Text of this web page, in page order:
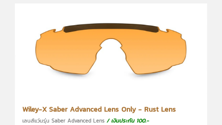
Wiley-X Saber Advanced Lens Only - Rust Lens
เลนส์แว่นรุ่น Saber Advanced Lens / เงินประกัน 100.-